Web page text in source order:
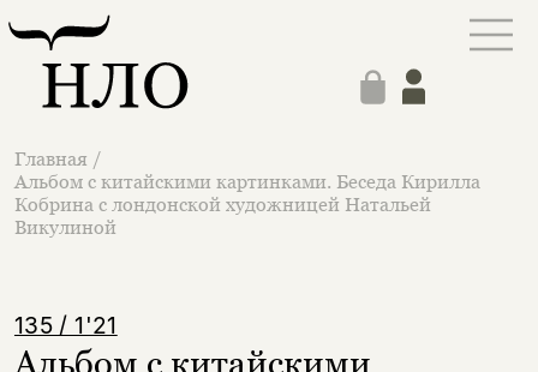
Главная /
Альбом с китайскими картинками. Беседа Кирилла
Кобрина с лондонской художницей Натальей
Викулиной
135 / 1'21
Альбом с китайскими